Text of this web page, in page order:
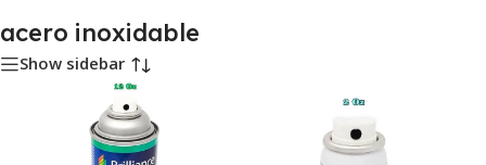
acero inoxidable
Show sidebar